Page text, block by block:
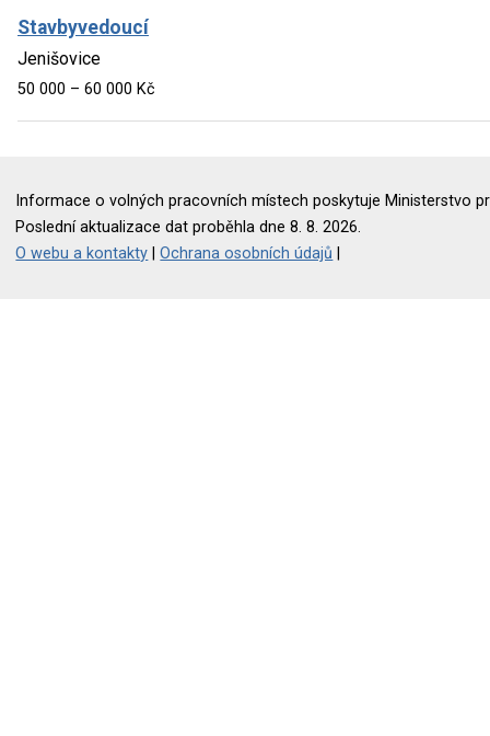
Stavbyvedoucí
Jenišovice
50 000 – 60 000 Kč
Informace o volných pracovních místech poskytuje Ministerstvo
Poslední aktualizace dat proběhla dne 8. 8. 2026.
O webu a kontakty |Ochrana osobních údajů